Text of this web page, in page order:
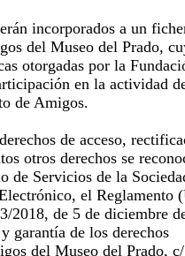
incorporados a un
del Museo del Prado,
otorgadas por la
en la actividad
de Amigos.
de acceso,
otros derechos se
de Servicios de la
el Reglamento
2018, de 5 de diciembre
garantía de los derechos
del Museo del Prado,